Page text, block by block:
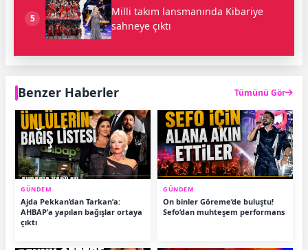
5
Milli takım lansmanında Kibariye
sahneye çıktı
Benzer Haberler Tümünü Gör
GÜNDEM
Ajda Pekkan’dan Tarkan’a:
AHBAP’a yapılan bağışlar ortaya
çıktı
GÜNDEM
On binler Göreme’de buluştu!
Sefo’dan muhteşem performans